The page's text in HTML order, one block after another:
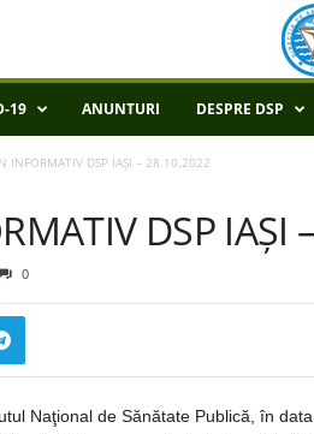
19 ANUNTURI DESPRE DSP
INFORMATIV DSP IAȘI – 28.10.2022
DSP IAȘI
0
Naţional de Sănătate Publică, în